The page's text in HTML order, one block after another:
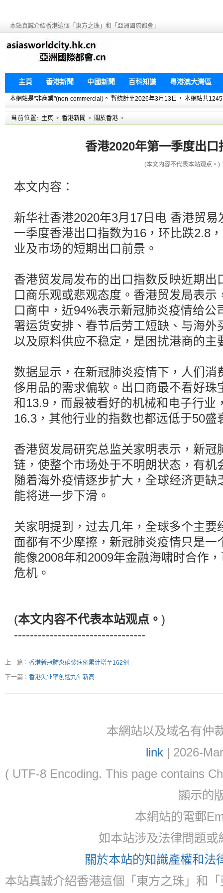
本站真誠介紹香港這個「東方之珠」和「亞洲國際都會」
主頁 香港新聞 中國新聞 百科知識 粵港澳大灣區
本網站是"非商業"(non-commercial)。 暫統計至2026年3月13日， 本網站共
当前位置: 主页 > 香港新聞 > 關於香港 >
香港2020年第一季度出口
(本文内容不代表本站观点。)
本文内容：
新华社香港2020年3月17日电 香港贸
一季度香港出口指数为16，环比跌2.8
业及市场的短期出口前景。
香港贸发局发布的出口指数反映近期出
口商乐观或悲观态度。香港贸发局表示
口商中，近94%表示新冠肺炎疫情给公
署运货安排、春节后劳工短缺、与海外
以及原料供应不稳定，是困扰港商的主
数据显示，在新冠肺炎疫情下，人们消
侈用品的需求偏软。出口商最不看好珠
和13.9，而最被看好的机械和电子行业
16.3，其他行业的指数也都远低于50盛
香港贸发局研究总监关家明表示，新冠
链，使整个市场处于不明朗状态，有机
随着海外疫情逐步扩大，全球经济更
能将进一步下滑。
关家明提到，过去几年，全球多个主要
面都有不少摩擦，新冠肺炎疫情只是一
能像2008年和2009年金融海啸时合作
危机。
(本文内容不代表本站观点。 )
---------------------------------
上一篇： 香港新冠肺炎确诊病例累计增至162例
下一篇： 香港失业率创逾九年新高
本網站以及域名有仲
link| 2026-
( UTF-8 Encoding. This page contains
顯示的
本網站的電郵
如本站涉及法律問題
關於本站的知識產權和法
本站真誠介紹香港這個「東方之珠」和